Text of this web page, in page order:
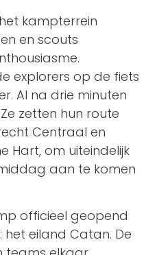
kampterrein
en scouts
explorers op de fiets
Al na drie minuten
zetten hun route
Centraal en
Hart, om uiteindelijk
aan te komen
officieel geopend
eiland Catan. De